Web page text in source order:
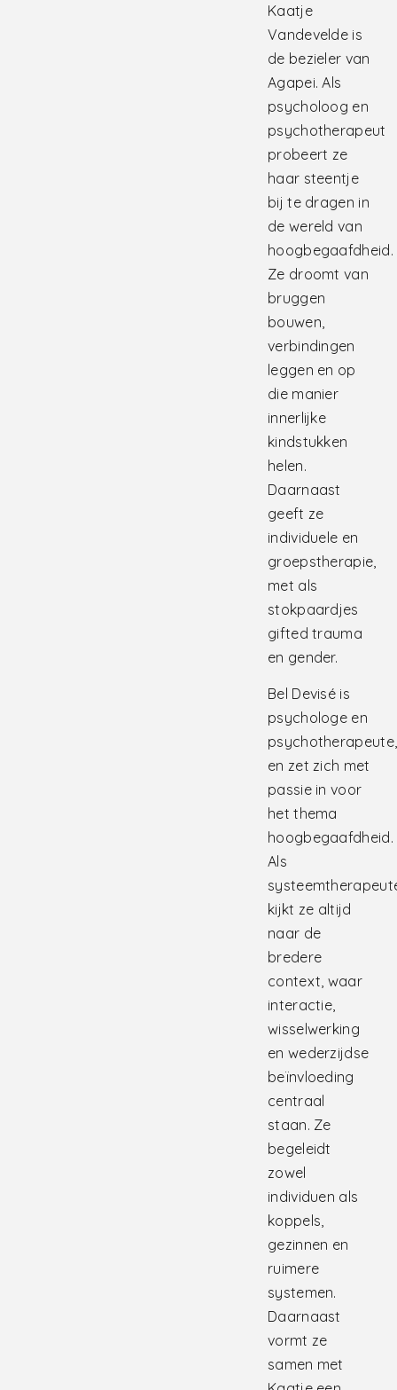
Kaatje
Vandevelde is
de bezieler van
Agapei. Als
psycholoog en
psychotherapeut
probeert ze
haar steentje
bij te dragen in
de wereld van
hoogbegaafdheid.
Ze droomt van
bruggen
bouwen,
verbindingen
leggen en op
die manier
innerlijke
kindstukken
helen.
Daarnaast
geeft ze
individuele en
groepstherapie,
met als
stokpaardjes
gifted trauma
en gender.
Bel Devisé is
psychologe en
psychotherapeute,
en zet zich met
passie in voor
het thema
hoogbegaafdheid.
Als
kijkt ze altijd
naar de
bredere
context, waar
interactie,
wisselwerking
en wederzijdse
beïnvloeding
centraal
staan. Ze
begeleidt
zowel
individuen als
koppels,
gezinnen en
ruimere
systemen.
Daarnaast
vormt ze
samen met